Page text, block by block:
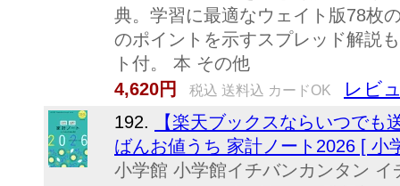
典。学習に最適なウェイト版78枚
のポイントを示すスプレッド解説
ト付。 本 その他
4,620円
税込 送料込 カードOK レビ
192.
【楽天ブックスならいつで
ばんお値うち 家計ノート2026 [ 小
小学館 小学館イチバンカンタン